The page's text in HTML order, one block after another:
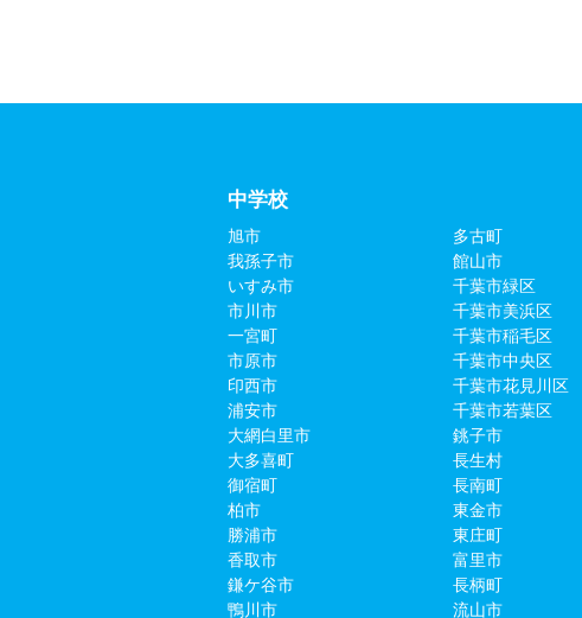
中学校
旭市
我孫子市
いすみ市
市川市
一宮町
市原市
印西市
浦安市
大網白里市
大多喜町
御宿町
柏市
勝浦市
香取市
鎌ケ谷市
鴨川市
多古町
館山市
千葉市緑区
千葉市美浜区
千葉市稲毛区
千葉市中央区
千葉市花見川区
千葉市若葉区
銚子市
長生村
長南町
東金市
東庄町
富里市
長柄町
流山市